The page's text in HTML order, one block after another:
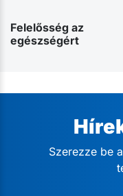
Felelősség az
egészségért
Szerezze be